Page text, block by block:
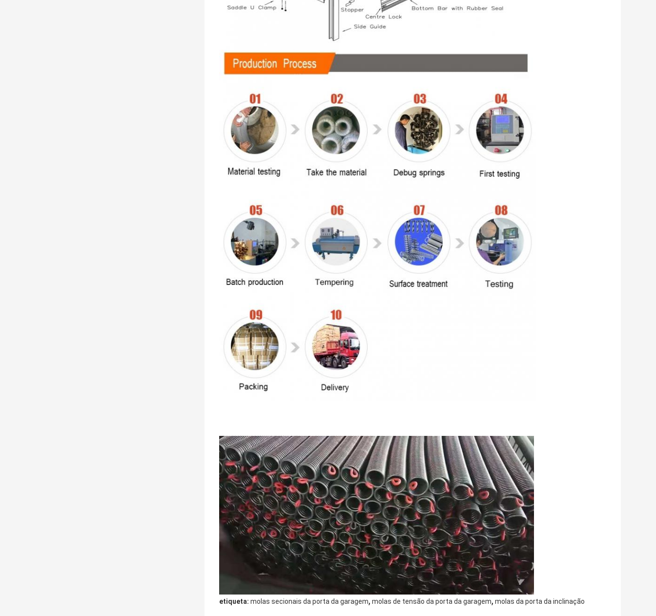
etiqueta: molas secionais da porta da garagem, molas de tensão da porta da garagem, molas da porta da inclinação